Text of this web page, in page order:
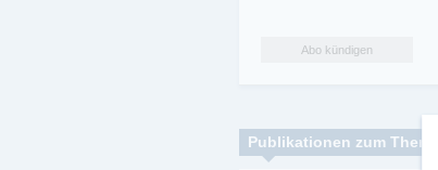
Abo kündigen
Publikationen zum Thema: